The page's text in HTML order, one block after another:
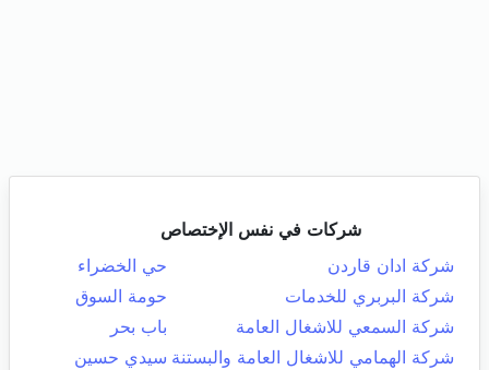
شركات في نفس الإختصاص
شركة ادان قاردن
حي الخضراء
شركة البربري للخدمات
حومة السوق
شركة السمعي للاشغال العامة
باب بحر
شركة الهمامي للاشغال العامة والبستنة سيدي حسين